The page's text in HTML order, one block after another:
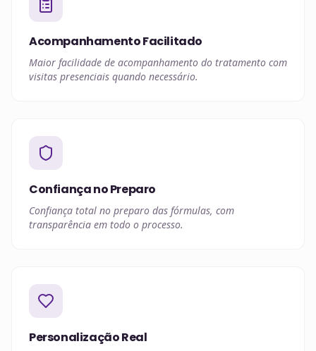
Acompanhamento Facilitado
Maior facilidade de acompanhamento do tratamento com
visitas presenciais quando necessário.
Confiança no Preparo
Confiança total no preparo das fórmulas, com
transparência em todo o processo.
Personalização Real